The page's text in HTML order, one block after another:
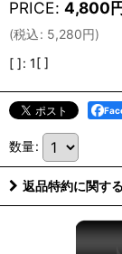
PRICE: 4,800
(税込: 5,280円)
[ ]: 1[ ]
数量:
返品特約に関す